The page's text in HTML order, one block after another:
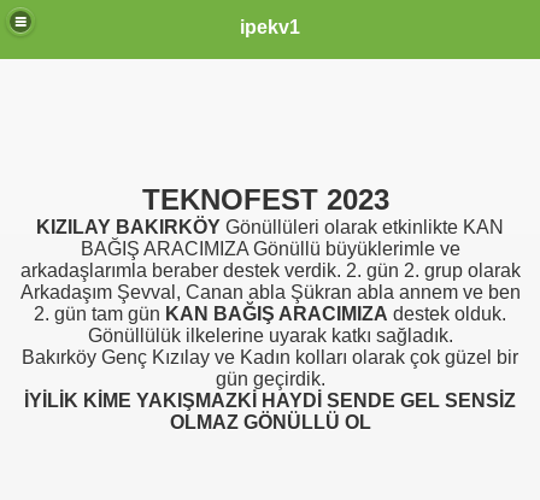
ipekv1
TEKNOFEST 2023
KIZILAY BAKIRKÖY Gönüllüleri olarak etkinlikte KAN
BAĞIŞ ARACIMIZA Gönüllü büyüklerimle ve
arkadaşlarımla beraber destek verdik. 2. gün 2. grup olarak
Arkadaşım Şevval, Canan abla Şükran abla annem ve ben
2. gün tam gün KAN BAĞIŞ ARACIMIZA destek olduk.
Gönüllülük ilkelerine uyarak katkı sağladık.
Bakırköy Genç Kızılay ve Kadın kolları olarak çok güzel bir
gün geçirdik.
İYİLİK KİME YAKIŞMAZKİ HAYDİ SENDE GEL SENSİZ
OLMAZ GÖNÜLLÜ OL